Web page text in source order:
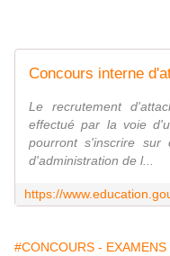
Le recrutement
effectué par la voie
pourront s'inscrire sur
d'administration de l...
#CONCOURS - EXAMENS